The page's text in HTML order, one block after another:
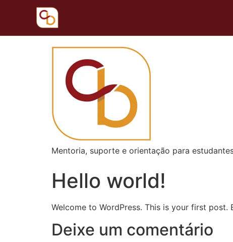
o
Mentoria, suporte e orientação para
Hello world!
Welcome to WordPress. This is your first
Deixe um comentário